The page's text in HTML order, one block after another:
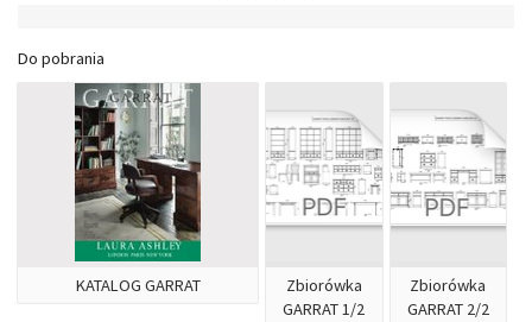
Do pobrania
KATALOG GARRAT
Zbiorówka
GARRAT 1/2
Zbiorówka
GARRAT 2/2